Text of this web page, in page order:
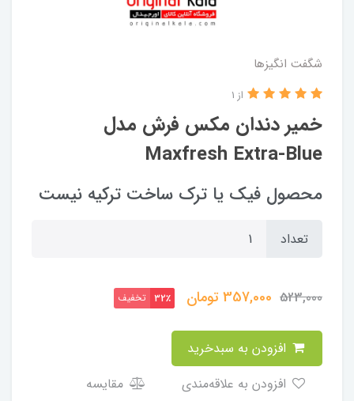
شگفت انگيزها
خمیر دندان مکس فرش مدل
Maxfresh Extra-Blue
از 1
محصول فیک یا ترک ساخت ترکیه نیست
تعداد
523,000
357,000تومان 32٪ تخفیف
مقایسه